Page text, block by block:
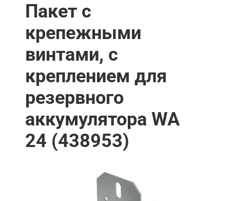
Пакет с
крепежными
винтами, с
креплением для
резервного
аккумулятора WA
24 (438953)